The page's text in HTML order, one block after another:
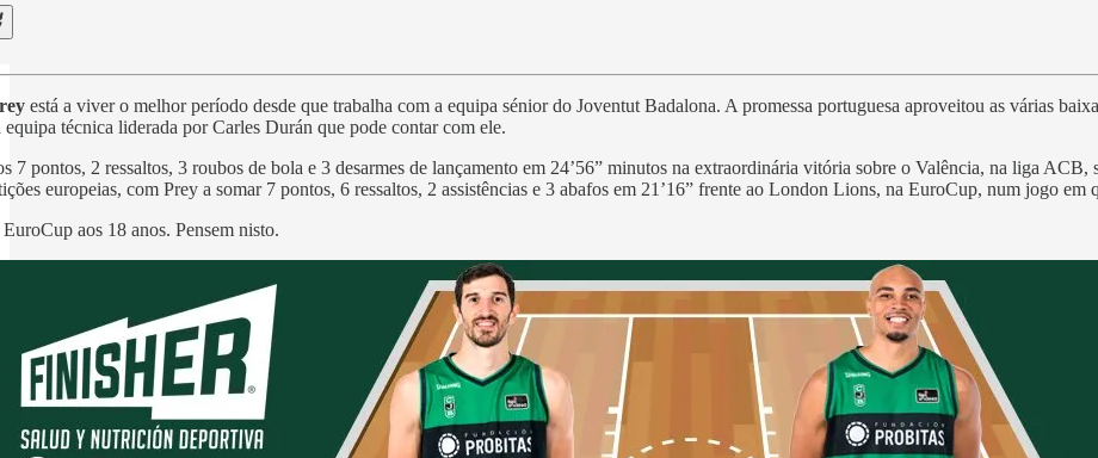
está a viver o melhor período desde que trabalha com a equipa sénior do Joventut Badalona. A promessa portuguesa aproveitou as várias
equipa técnica liderada por Carles Durán que pode contar com ele.
7 pontos, 2 ressaltos, 3 roubos de bola e 3 desarmes de lançamento em 24’56” minutos na extraordinária vitória sobre o Valência, na liga ACB,
europeias, com Prey a somar 7 pontos, 6 ressaltos, 2 assistências e 3 abafos em 21’16” frente ao London Lions, na EuroCup, num jogo em
aos 18 anos. Pensem nisto.